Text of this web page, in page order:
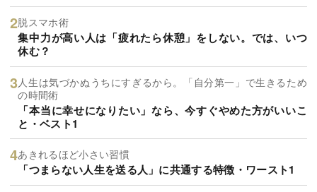
脱スマホ術
集中力が高い人は「疲れたら休憩」をしない。では、いつ
休む？
人生は気づかぬうちにすぎるから。「自分第一」で生きるため
の時間術
「本当に幸せになりたい」なら、今すぐやめた方がいいこ
と・ベスト1
あきれるほど小さい習慣
「つまらない人生を送る人」に共通する特徴・ワースト1